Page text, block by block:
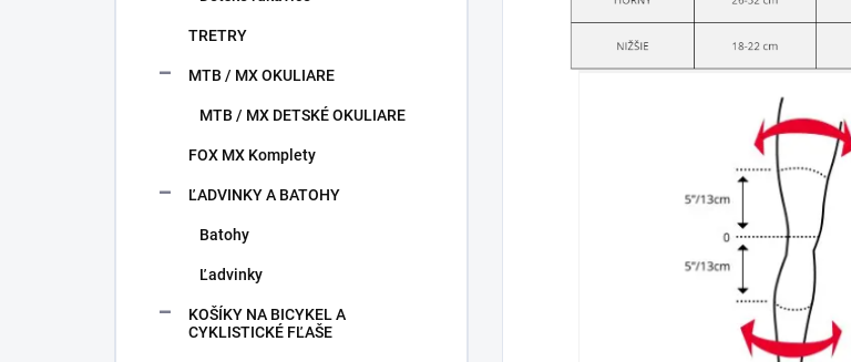
TRETRY
MTB / MX OKULIARE
MTB / MX DETSKÉ OKULIARE
FOX MX Komplety
ĽADVINKY A BATOHY
Batohy
Ľadvinky
KOŠÍKY NA BICYKEL A
CYKLISTICKÉ FĽAŠE